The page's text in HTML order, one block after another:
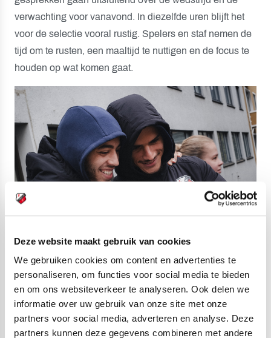
Deze website maakt gebruik van cookies
We gebruiken cookies om content en advertenties te
personaliseren, om functies voor social media te bieden
en om ons websiteverkeer te analyseren. Ook delen we
informatie over uw gebruik van onze site met onze
partners voor social media, adverteren en analyse. Deze
partners kunnen deze gegevens combineren met andere
verwachting voor vanavond. In diezelfde uren blijft het
voor de selectie vooral rustig. Spelers en staf nemen de
tijd om te rusten, een maaltijd te nuttigen en de focus te
houden op wat komen gaat.
Rond 17.15 uur zal de spelersbus aankomen bij het
Brann Stadion. Daar wacht het team het Noorse publiek